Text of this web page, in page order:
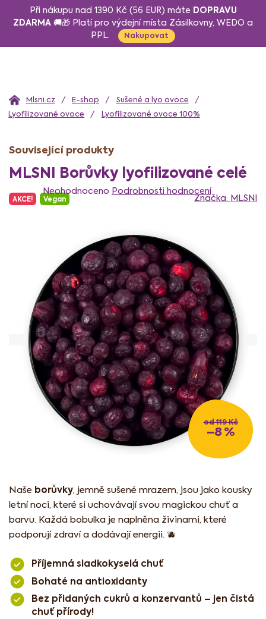
Při nákupu nad 1390 Kč (56 EUR) máte DOPRAVU
ZDARMA 🚚🎁 Platí pro výdejní místa Zásilkovny, WEDO a
PPL.
Nakupovat
Domů E-shop
Sušené a lyo ovoce
Lyofilizované ovoce
Lyofilizované ovoce 100%
MLSNI Borůvky lyofilizované celé
AKCE! Vegan
Průměrné
hodnocení
produktu
hvězdiček.
Neohodnoceno Podrobnosti hodnocení
Značka: MLSNI
od 119 Kč
–8 %
Naše borůvky, jemně sušené mrazem, jsou jako kousky
letní noci, které si uchovávají svou magickou chuť a
barvu. Každá bobulka je naplněna živinami, které
podporují zdraví a dodávají energii. 🫐
Příjemná sladkokyselá chuť
Bohaté na antioxidanty
Bez přidaných cukrů a konzervantů – jen čistá
chuť přírody!
Související produkty